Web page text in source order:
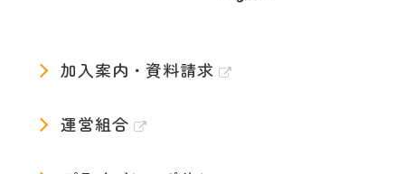
加入案内・資料請求
運営組合